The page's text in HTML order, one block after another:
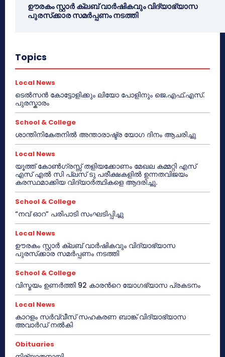
ഊരകം സ്റ്റാർ ക്ലബ് വാർഷികവും വിദ്യാഭ്യാസ
പുരസ്‌ക്കാര സമർപ്പണം നടത്തി
Topics
Local News
ടെൽസൻ കോട്ടോളിക്കും ലിയോ പോളിനും ജെ.എഫ്.എസ്.
പുരസ്കാരം
School & College
ശാന്തിനികേതനിൽ അന്താരാഷ്ട്ര യോഗ ദിനം ആചരിച്ചു
Local News
യൂത്ത് കോൺഗ്രസ്സ് തളിയക്കോണം മേഖല കമ്മറ്റി എസ്
എസ് എൽ സി പ്ലസ് ടു പരീക്ഷകളിൽ ഉന്നതവിജയം
കരസ്ഥമാക്കിയ വിദ്യാർത്ഥികളെ ആദരിച്ചു.
School & College
“നവ് ഓറ” പരിപാടി സംഘടിപ്പിച്ചു
Local News
ഊരകം സ്റ്റാർ ക്ലബ് വാർഷികവും വിദ്യാഭ്യാസ
പുരസ്‌ക്കാര സമർപ്പണം നടത്തി
School & College
വിസ്മയം ഉണർത്തി 92 കാരൻറെ യോഗഭ്യാസ പ്രകടനം
Local News
കാറളം സർവ്വീസ് സഹകരണ ബാങ്ക് വിദ്യാഭ്യാസ
അവാർഡ് നൽകി
Obituaries